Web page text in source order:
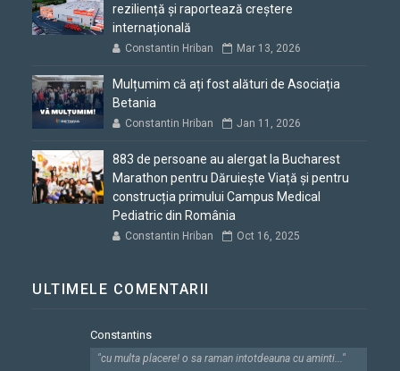
reziliență și raportează creștere
internațională
Constantin Hriban Mar 13, 2026
Mulțumim că ați fost alături de Asociația
Betania
Constantin Hriban Jan 11, 2026
883 de persoane au alergat la Bucharest
Marathon pentru Dăruiește Viață și pentru
construcția primului Campus Medical
Pediatric din România
Constantin Hriban Oct 16, 2025
ULTIMELE COMENTARII
Constantins
"cu multa placere! o sa raman intotdeauna cu aminti..."